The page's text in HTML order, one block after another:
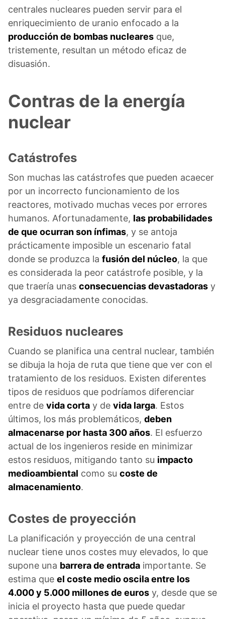
centrales nucleares pueden servir para el
enriquecimiento de uranio enfocado a la
producción de bombas nucleares que,
tristemente, resultan un método eficaz de
disuasión.
Contras de la energía
nuclear
Catástrofes
Son muchas las catástrofes que pueden acaecer
por un incorrecto funcionamiento de los
reactores, motivado muchas veces por errores
humanos. Afortunadamente, las probabilidades
de que ocurran son ínfimas, y se antoja
prácticamente imposible un escenario fatal
donde se produzca la fusión del núcleo, la que
es considerada la peor catástrofe posible, y la
que traería unas consecuencias devastadoras y
ya desgraciadamente conocidas.
Residuos nucleares
Cuando se planifica una central nuclear, también
se dibuja la hoja de ruta que tiene que ver con el
tratamiento de los residuos. Existen diferentes
tipos de residuos que podríamos diferenciar
entre de vida corta y de vida larga. Estos
últimos, los más problemáticos, deben
almacenarse por hasta 300 años. El esfuerzo
actual de los ingenieros reside en minimizar
estos residuos, mitigando tanto su impacto
medioambiental como su coste de
almacenamiento.
Costes de proyección
La planificación y proyección de una central
nuclear tiene unos costes muy elevados, lo que
supone una barrera de entrada importante. Se
estima que el coste medio oscila entre los
4.000 y 5.000 millones de euros y, desde que se
inicia el proyecto hasta que puede quedar